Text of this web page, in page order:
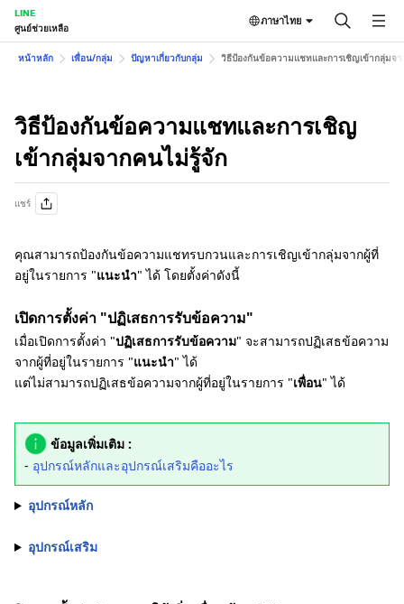
LINE
ศูนย์ช่วยเหลือ
ภาษาไทย
หน้าหลัก เพื่อน/กลุ่ม ปัญหาเกี่ยวกับกลุ่ม วิธีป้องกันข้อความแชทและการเชิญเข้ากลุ่มจ
วิธีป้องกันข้อความแชทและการเชิญ
เข้ากลุ่มจากคนไม่รู้จัก
แชร์
คุณสามารถป้องกันข้อความแชทรบกวนและการเชิญเข้ากลุ่มจากผู้ที่
อยู่ในรายการ "แนะนำ" ได้ โดยตั้งค่าดังนี้
เปิดการตั้งค่า "ปฏิเสธการรับข้อความ"
เมื่อเปิดการตั้งค่า "ปฏิเสธการรับข้อความ" จะสามารถปฏิเสธข้อความ
จากผู้ที่อยู่ในรายการ "แนะนำ" ได้
แต่ไม่สามารถปฏิเสธข้อความจากผู้ที่อยู่ในรายการ "เพื่อน" ได้
ข้อมูลเพิ่มเติม :
- อุปกรณ์หลักและอุปกรณ์เสริมคืออะไร
อุปกรณ์หลัก
อุปกรณ์เสริม